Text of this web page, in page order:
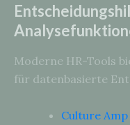
Moderne HR-Tools
für datenbasierte
Culture Amp